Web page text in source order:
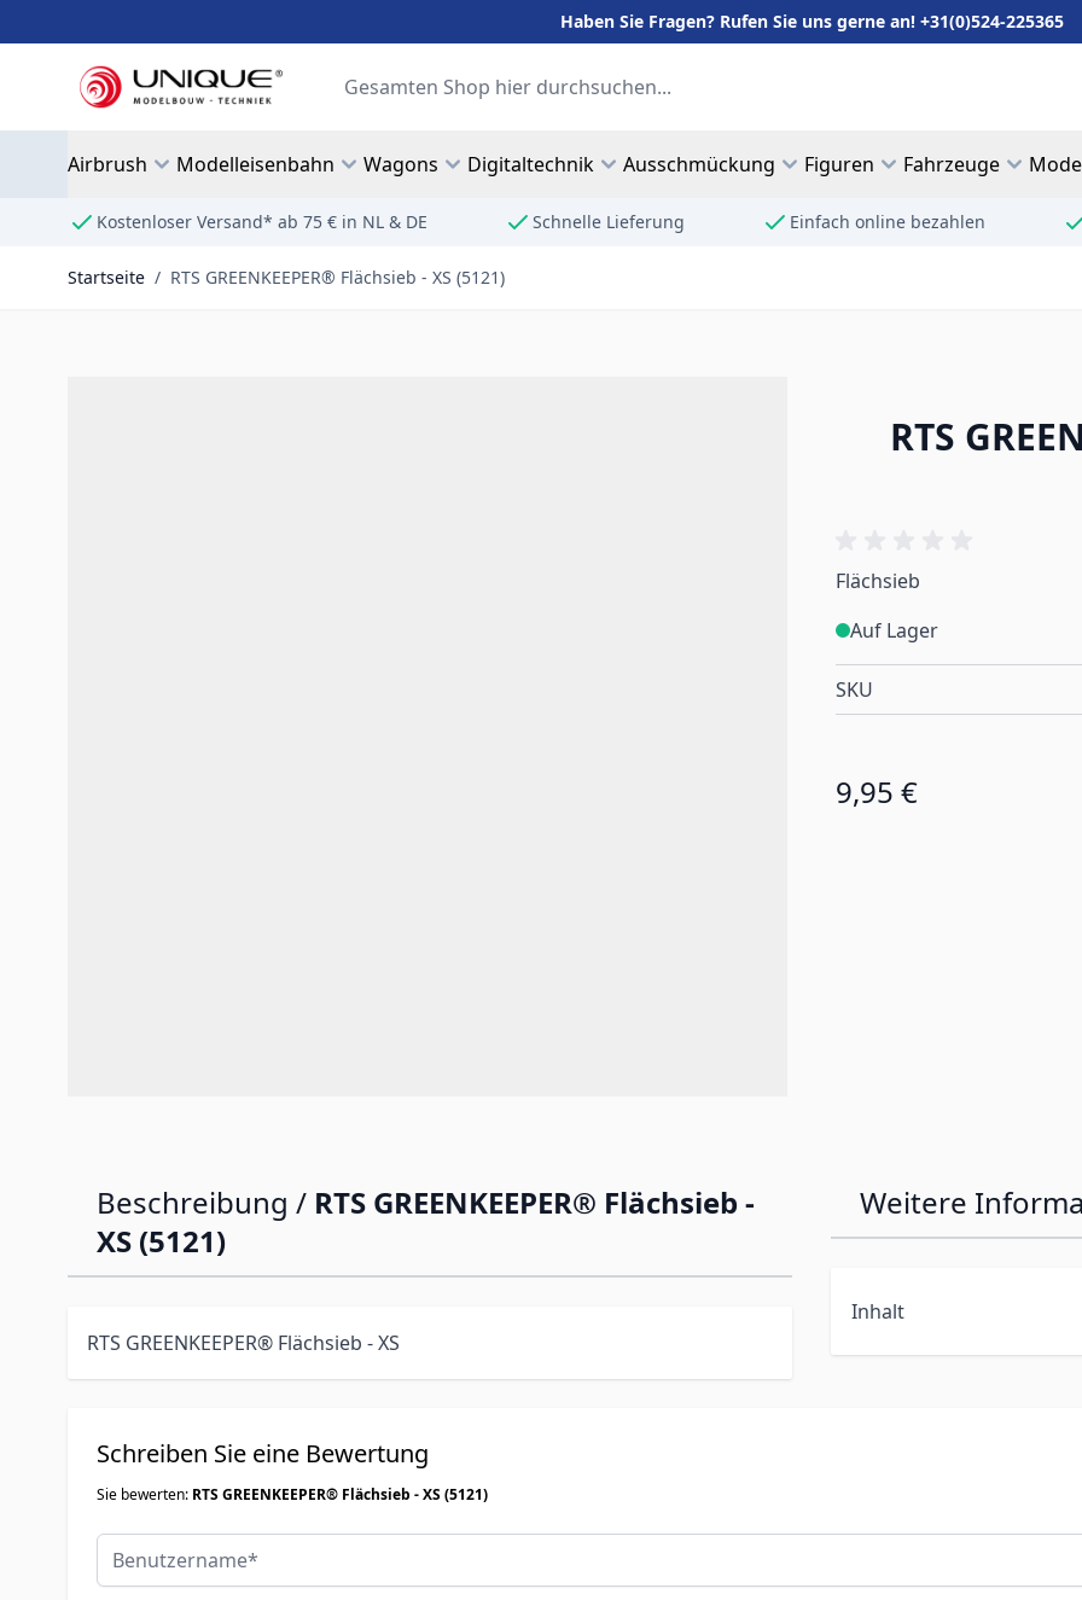
Haben Sie Fragen? Rufen Sie uns gerne an! +31(0)524-225365
Suche
Airbrush Modelleisenbahn Wagons Digitaltechnik Ausschmückung Figuren Fahrzeuge
Kostenloser Versand* ab 75 € in NL & DE Schnelle Lieferung Einfach online bezahlen
Startseite / RTS GREENKEEPER® Flächsieb - XS (5121)
RTS
Flächsieb
Auf Lager
SKU
9,95 €
Beschreibung / RTS GREENKEEPER® Flächsieb -
XS (5121)
RTS GREENKEEPER® Flächsieb - XS
Weitere
Inhalt
Schreiben Sie eine Bewertung
Sie bewerten: RTS GREENKEEPER® Flächsieb - XS (5121)
Benutzername